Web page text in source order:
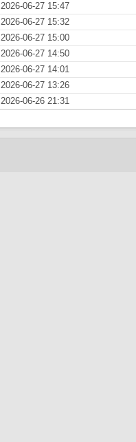
2026-06-27 15:47
2026-06-27 15:32
2026-06-27 15:00
2026-06-27 14:50
2026-06-27 14:01
2026-06-27 13:26
2026-06-26 21:31